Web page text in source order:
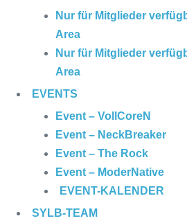
Nur für Mitglieder
Area
Nur für Mitglieder
Area
EVENTS
Event – VollCoreN
Event – NeckBreaker
Event – The Rock
Event – ModerNative
EVENT-KALENDER
SYLB-TEAM